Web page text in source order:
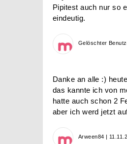
Pipitest auch nur so
eindeutig.
Gelöschter
Danke an alle :)
das kannte ich von
hatte auch schon 2
aber ich werd jetzt
Arween84 |